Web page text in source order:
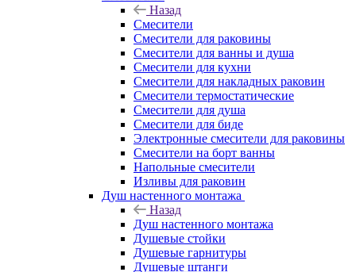
Назад
Смесители
Смесители для раковины
Смесители для ванны и душа
Смесители для кухни
Смесители для накладных раковин
Смесители термостатические
Смесители для душа
Смесители для биде
Электронные смесители для раковины
Смесители на борт ванны
Напольные смесители
Изливы для раковин
Душ настенного монтажа
Назад
Душ настенного монтажа
Душевые стойки
Душевые гарнитуры
Душевые штанги